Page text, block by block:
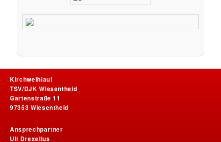
Kirchweihlauf
TSV/DJK Wiesentheid
Gartenstraße 11
97353 Wiesentheid
Ansprechpartner
Uli Drexelius